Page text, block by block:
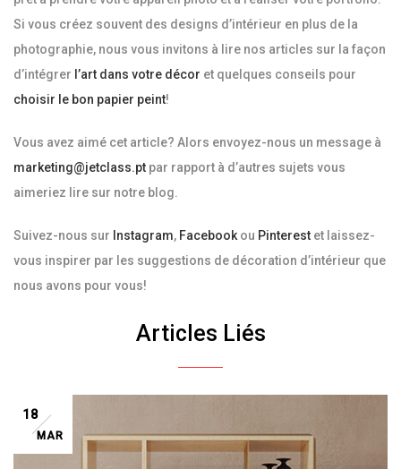
Si vous créez souvent des designs d’intérieur en plus de la
photographie, nous vous invitons à lire nos articles sur la façon
d’intégrer l’art dans votre décor et quelques conseils pour
choisir le bon papier peint!
Vous avez aimé cet article? Alors envoyez-nous un message à
marketing@jetclass.pt par rapport à d’autres sujets vous
aimeriez lire sur notre blog.
Suivez-nous sur Instagram, Facebookou Pinterest et laissez-
vous inspirer par les suggestions de décoration d’intérieur que
nous avons pour vous!
Articles Liés
18
MAR